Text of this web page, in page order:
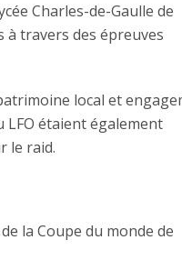
Charles-de-Gaulle de
à travers des épreuves
local et
LFO étaient également
le raid.
la Coupe du monde de